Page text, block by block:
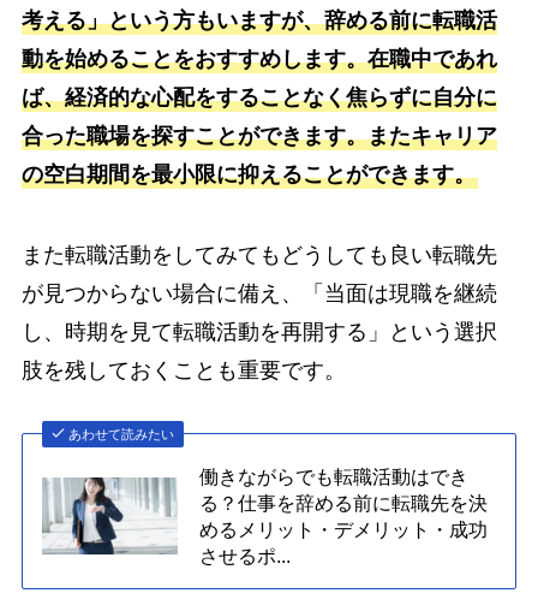
考える」という方もいますが、辞める前に転職活
動を始めることをおすすめします。在職中であれ
ば、経済的な心配をすることなく焦らずに自分に
合った職場を探すことができます。またキャリア
の空白期間を最小限に抑えることができます。
また転職活動をしてみてもどうしても良い転職先
が見つからない場合に備え、「当面は現職を継続
し、時期を見て転職活動を再開する」という選択
肢を残しておくことも重要です。
あわせて読みたい
働きながらでも転職活動はでき
る？仕事を辞める前に転職先を決
めるメリット・デメリット・成功
させるポ...